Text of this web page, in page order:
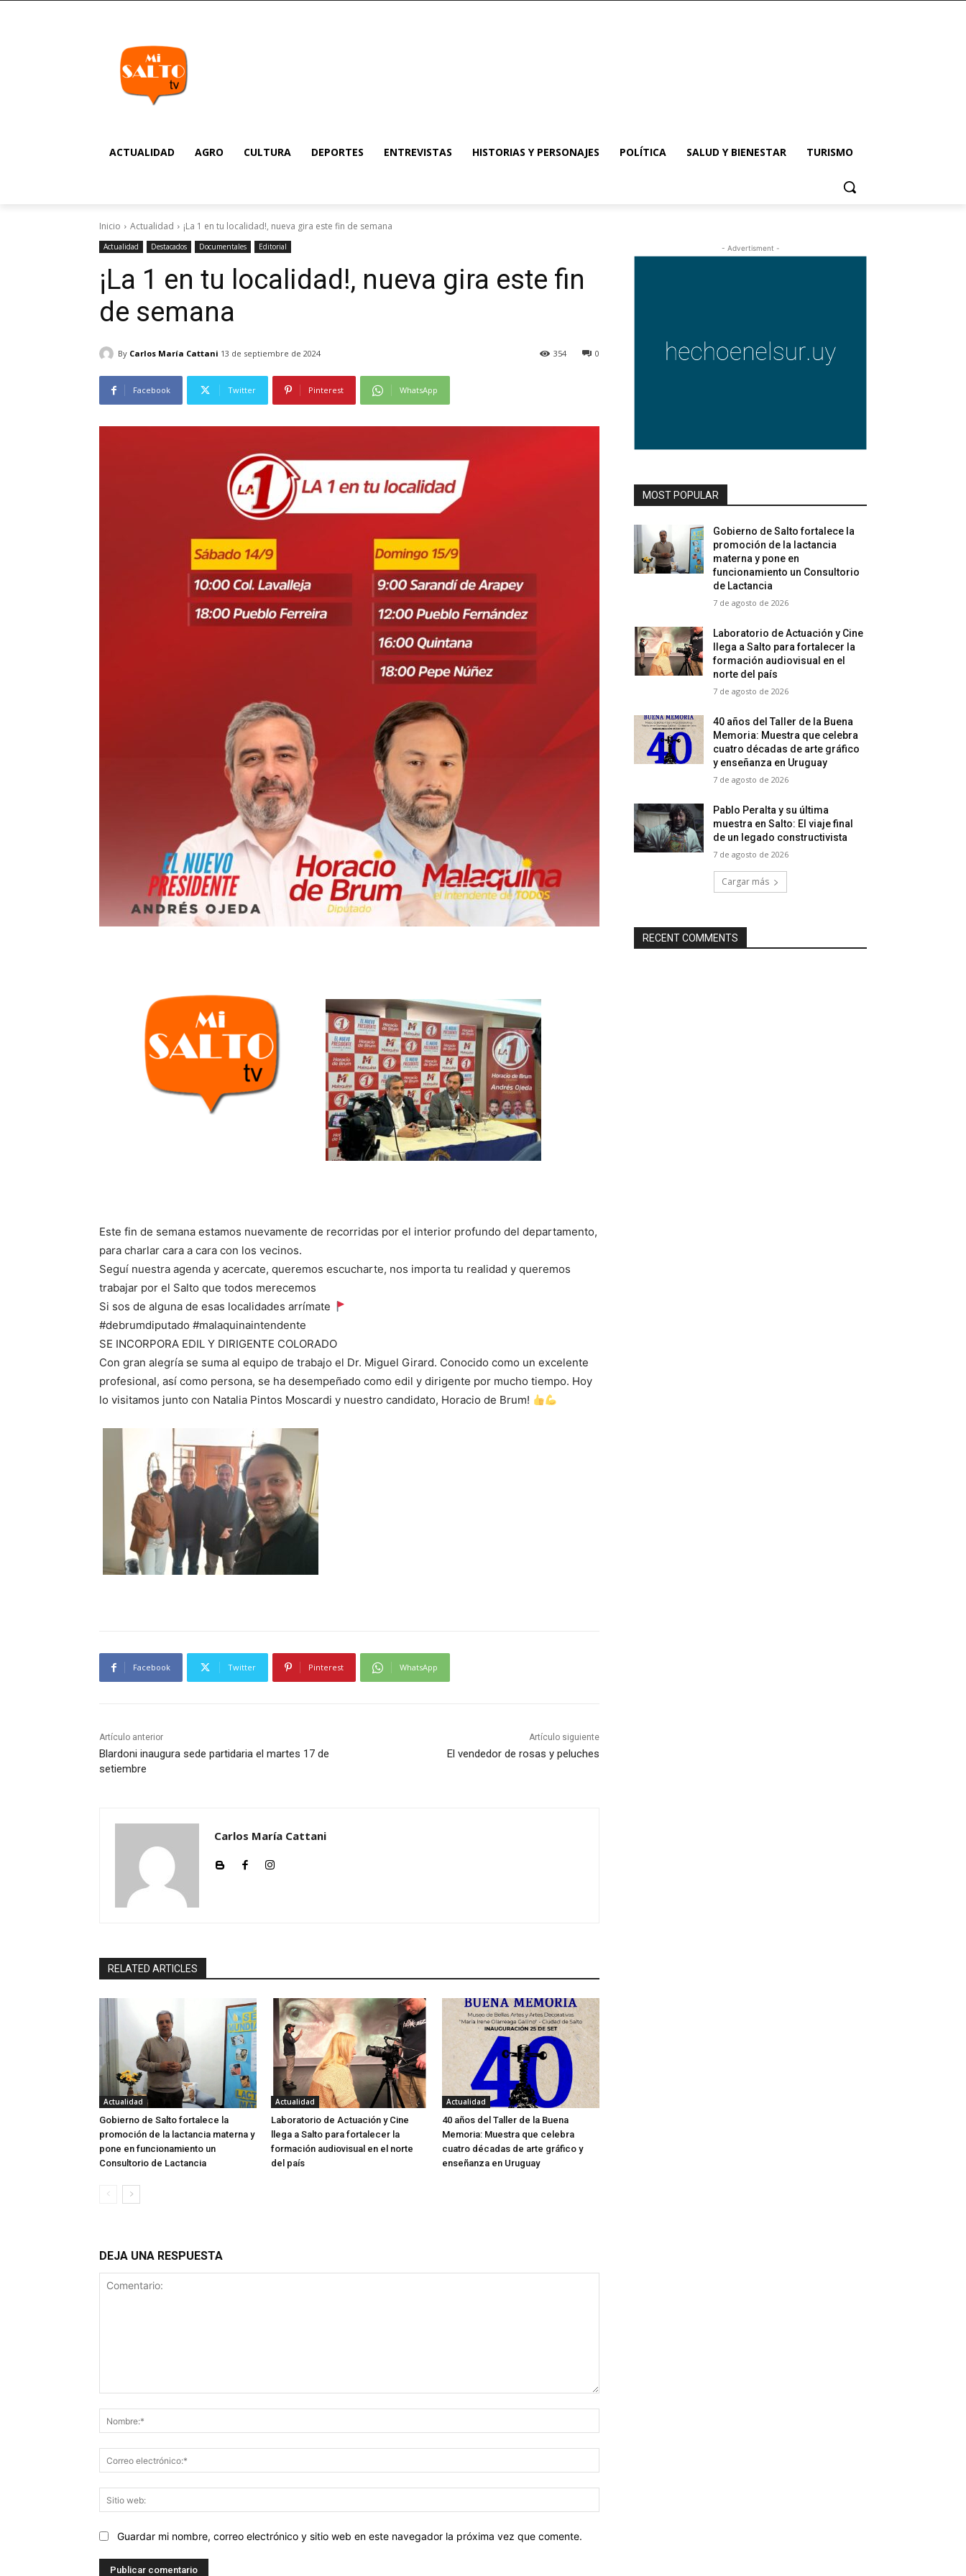
ACTUALIDAD AGRO CULTURA DEPORTES ENTREVISTAS HISTORIAS Y PERSONAJES POLÍTICA SALUD Y BIENESTAR TURISMO
Inicio Actualidad ¡La 1 en tu localidad!, nueva gira este fin de semana
Actualidad Destacados Documentales Editorial
¡La 1 en tu localidad!, nueva gira este fin
de semana
By Carlos María Cattani 13 de septiembre de 2024 0
354
Facebook Twitter Pinterest WhatsApp
Este fin de semana estamos nuevamente de recorridas por el interior profundo del departamento,
para charlar cara a cara con los vecinos.
Seguí nuestra agenda y acercate, queremos escucharte, nos importa tu realidad y queremos
trabajar por el Salto que todos merecemos
Si sos de alguna de esas localidades arrímate
#debrumdiputado #malaquinaintendente
SE INCORPORA EDIL Y DIRIGENTE COLORADO
Con gran alegría se suma al equipo de trabajo el Dr. Miguel Girard. Conocido como un excelente
profesional, así como persona, se ha desempeñado como edil y dirigente por mucho tiempo. Hoy
lo visitamos junto con Natalia Pintos Moscardi y nuestro candidato, Horacio de Brum!
Facebook Twitter Pinterest WhatsApp
Artículo anterior
Blardoni inaugura sede partidaria el martes 17 de
setiembre
Artículo siguiente
El vendedor de rosas y peluches
Carlos María Cattani
RELATED ARTICLES
Actualidad
Gobierno de Salto fortalece la
promoción de la lactancia materna y
pone en funcionamiento un
Consultorio de Lactancia
Actualidad
Laboratorio de Actuación y Cine
llega a Salto para fortalecer la
formación audiovisual en el norte
del país
Actualidad
40 años del Taller de la Buena
Memoria: Muestra que celebra
cuatro décadas de arte gráfico y
enseñanza en Uruguay
DEJA UNA RESPUESTA
electrónico:*
web:
Guardar mi nombre, correo electrónico y sitio web en este navegador la próxima vez que comente.
- Advertisment -
MOST POPULAR
Gobierno de Salto fortalece la
promoción de la lactancia
materna y pone en
funcionamiento un Consultorio
de Lactancia
7 de agosto de 2026
Laboratorio de Actuación y Cine
llega a Salto para fortalecer la
formación audiovisual en el
norte del país
7 de agosto de 2026
40 años del Taller de la Buena
Memoria: Muestra que celebra
cuatro décadas de arte gráfico
y enseñanza en Uruguay
7 de agosto de 2026
Pablo Peralta y su última
muestra en Salto: El viaje final
de un legado constructivista
7 de agosto de 2026
Cargar más
RECENT COMMENTS